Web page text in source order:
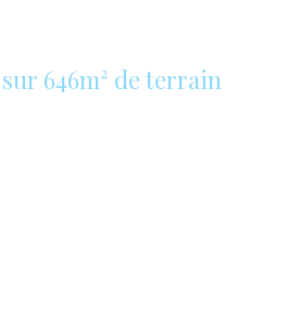
646m² de terrain